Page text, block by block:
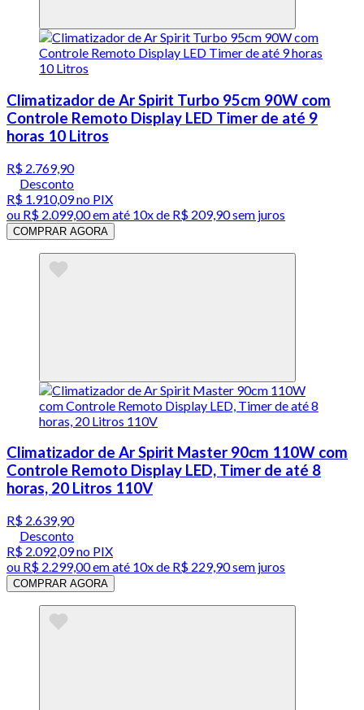
Climatizador de Ar Spirit Turbo 95cm 90W com
Controle Remoto Display LED Timer de até 9
horas 10 Litros
R$ 2.769,90
Desconto
R$ 1.910,09no PIX
ou R$ 2.099,00em até 10x de R$ 209,90 sem juros
COMPRAR AGORA
Climatizador de Ar Spirit Master 90cm 110W com
Controle Remoto Display LED, Timer de até 8
horas, 20 Litros 110V
R$ 2.639,90
Desconto
R$ 2.092,09no PIX
ou R$ 2.299,00em até 10x de R$ 229,90 sem juros
COMPRAR AGORA